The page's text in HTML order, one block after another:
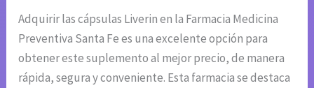
Adquirir las cápsulas Liverin en la Farmacia Medicina
Preventiva Santa Fe es una excelente opción para
obtener este suplemento al mejor precio, de manera
rápida, segura y conveniente. Esta farmacia se destaca